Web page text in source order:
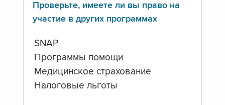
Проверьте, имеете ли вы право на
участие в других программах
SNAP
Программы помощи
Медицинское страхование
Налоговые льготы